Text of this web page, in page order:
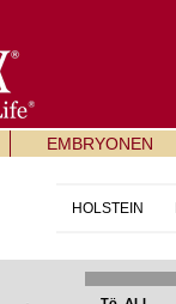
EMBRYONEN
HOLSTEIN